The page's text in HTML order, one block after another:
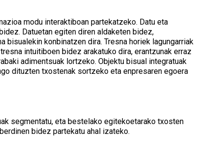
modu interaktiboan partekatzeko. Datu eta
Datuetan egiten diren aldaketen bidez,
bisualekin konbinatzen dira. Tresna horiek lagungarriak
intuitiboen bidez arakatuko dira, erantzunak erraz
adimentsuak lortzeko. Objektu bisual integratuak
dituzten txostenak sortzeko eta enpresaren egoera
segmentatu, eta bestelako egitekoetarako txosten
bidez partekatu ahal izateko.